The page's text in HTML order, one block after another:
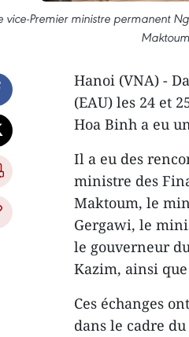
vice-Premier ministre permanent
Hanoi (VNA) -
(EAU) les 24 et
Hoa Binh a eu
Il a eu des
ministre des
Maktoum, le
Gergawi, le
le gouverneur
Kazim, ainsi
Ces échanges
dans le cadre